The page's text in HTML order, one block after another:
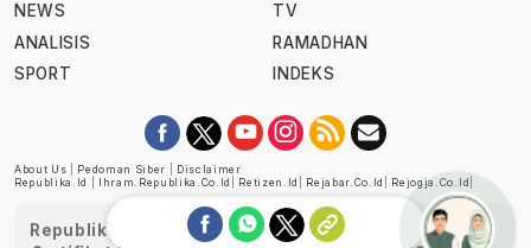
NEWS
ANALISIS
SPORT
TV
RAMADHAN
INDEKS
About Us Pedoman Siber
Disclaimer
Republika.id
Ihram.republika.co.id Retizen.id Rejabar.co.id Rejogja.co.id
Republika telah diverifikasi oleh Dewan Pers